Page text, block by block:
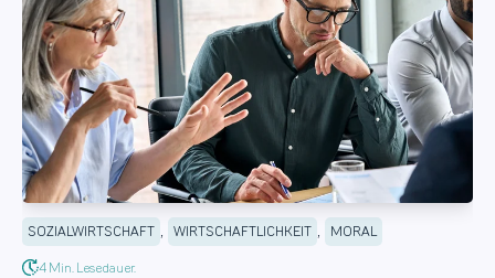
SOZIALWIRTSCHAFT , WIRTSCHAFTLICHKEIT , MORAL
4 Min. Lesedauer.